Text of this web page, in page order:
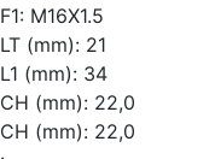
F1: M16X1.5
LT (mm): 21
L1 (mm): 34
CH (mm): 22,0
CH (mm): 22,0